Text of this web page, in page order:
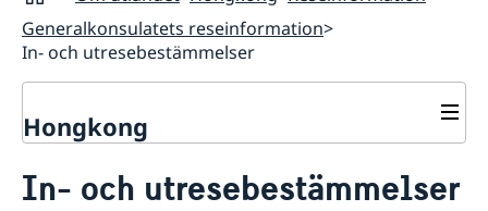
Generalkonsulatets reseinformation
In- och utresebestämmelser
Hongkong
Hjälp till svenskar i Hongkong
In- och utresebestämmelser